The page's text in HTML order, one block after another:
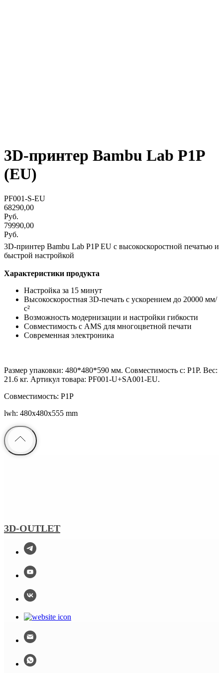
3D-принтер Bambu Lab P1P
(EU)
PF001-S-EU
68290,00
Руб.
79990,00
Руб.
3D-принтер Bambu Lab P1P EU с высокоскоростной печатью и
быстрой настройкой
Характеристики продукта
Настройка за 15 минут
Высокоскоростная 3D-печать с ускорением до 20000 мм/
с²
Возможность модернизации и настройки гибкости
Совместимость с AMS для многоцветной печати
Современная электроника
Размер упаковки: 480*480*590 мм. Совместимость с: P1P. Вес:
21.6 кг. Артикул товара: PF001-U+SA001-EU.
Совместимость: P1P
lwh: 480x480x555 mm
3D-OUTLET